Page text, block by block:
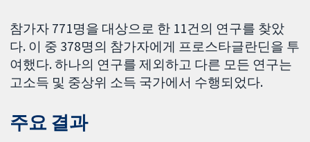
참가자 771명을 대상으로 한 11건의 연구를 찾았
다. 이 중 378명의 참가자에게 프로스타글란딘을 투
여했다. 하나의 연구를 제외하고 다른 모든 연구는
고소득 및 중상위 소득 국가에서 수행되었다.
주요 결과